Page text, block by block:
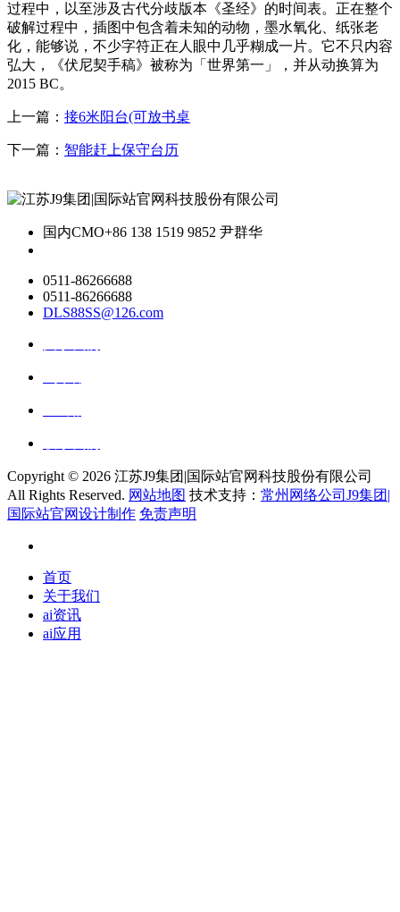
过程中，以至涉及古代分歧版本《圣经》的时间表。正在整个
破解过程中，插图中包含着未知的动物，墨水氧化、纸张老
化，能够说，不少字符正在人眼中几乎糊成一片。它不只内容
弘大，《伏尼契手稿》被称为「世界第一」，并从动换算为
2015 BC。
上一篇： 接6米阳台(可放书桌
下一篇： 智能赶上保守台历
国内CMO+86 138 1519 9852 尹群华
0511-86266688
0511-86266688
DLS88SS@126.com
Copyright © 2026 江苏J9集团|国际站官网科技股份有限公司
All Rights Reserved. 网站地图 技术支持： 常州网络公司J9集团|
国际站官网设计制作 免责声明
首页
关于我们
ai资讯
ai应用